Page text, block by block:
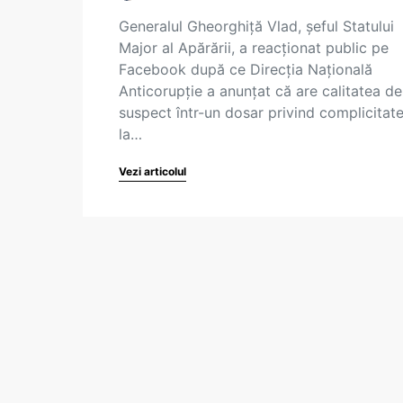
Generalul Gheorghiță Vlad, șeful Statului
Major al Apărării, a reacționat public pe
Facebook după ce Direcția Națională
Anticorupție a anunțat că are calitatea de
suspect într-un dosar privind
la…
Vezi articolul